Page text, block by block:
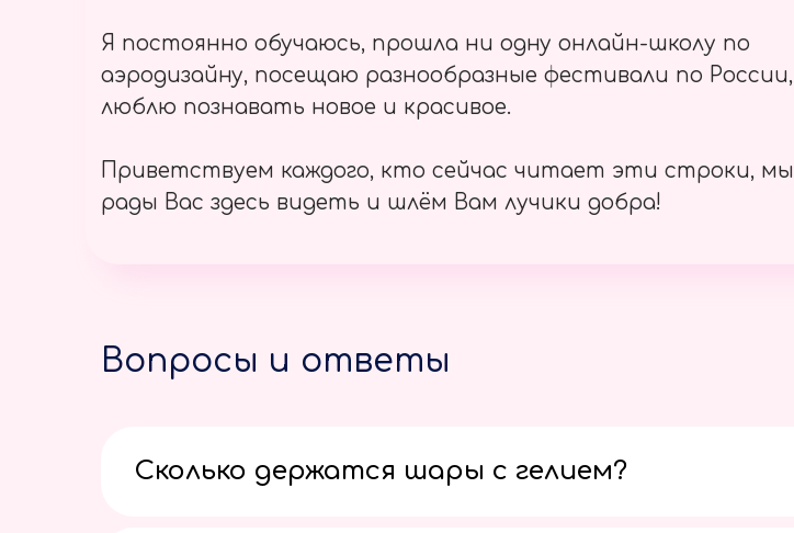
Я постоянно обучаюсь, прошла ни одну онлайн-школу по
аэродизайну, посещаю разнообразные фестивали по России,
люблю познавать новое и красивое.
Приветствуем каждого, кто сейчас читает эти строки, мы
рады Вас здесь видеть и шлём Вам лучики добра!
Вопросы и ответы
Сколько держатся шары с гелием?